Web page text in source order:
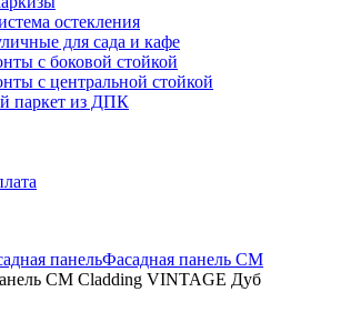
остекления
для сада и кафе
с боковой стойкой
с центральной стойкой
паркет из ДПК
панельФасадная панель CM
CM Cladding VINTAGE Дуб